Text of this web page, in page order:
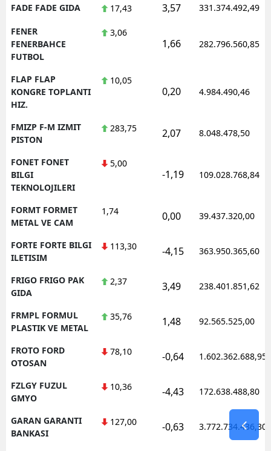
FADE FADE GIDA 17,43 3,57 331.374.492,49
FENER
FENERBAHCE
FUTBOL
3,06
1,66 282.796.560,85
FLAP FLAP
KONGRE TOPLANTI
HIZ.
10,05
0,20 4.984.490,46
FMIZP F-M IZMIT
PISTON
283,75 2,07 8.048.478,50
FONET FONET
BILGI
TEKNOLOJILERI
5,00
-1,19 109.028.768,84
FORMT FORMET
METAL VE CAM
1,74 0,00 39.437.320,00
FORTE FORTE BILGI
ILETISIM
113,30 -4,15 363.950.365,60
FRIGO FRIGO PAK
GIDA
2,37 3,49 238.401.851,62
FRMPL FORMUL
PLASTIK VE METAL
35,76 1,48 92.565.525,00
FROTO FORD
OTOSAN
78,10 -0,64 1.602.362.688,95
FZLGY FUZUL
GMYO
10,36 -4,43 172.638.488,80
GARAN GARANTI
BANKASI
127,00 -0,63 3.772.734.436,30